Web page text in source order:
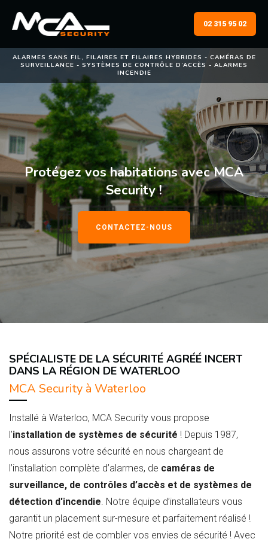
02 315 95 02
ALARMES SANS FIL, FILAIRES ET FILAIRES HYBRIDES - CAMÉRAS DE
SURVEILLANCE - SYSTÈMES DE CONTRÔLE D’ACCÈS - ALARMES
INCENDIE
Protégez vos habitations avec MCA
Security !
CONTACTEZ-NOUS
SPÉCIALISTE DE LA SÉCURITÉ AGRÉÉ INCERT
DANS LA RÉGION DE WATERLOO
MCA Security à Waterloo
Installé à Waterloo, MCA Security vous propose
l’installation de systèmes de sécurité ! Depuis 1987,
nous assurons votre sécurité en nous chargeant de
l’installation complète d’alarmes, de caméras de
surveillance, de contrôles d’accès et de systèmes de
détection d'incendie. Notre équipe d’installateurs vous
garantit un placement sur-mesure et parfaitement réalisé !
Notre priorité est de combler vos envies de sécurité ! Avec